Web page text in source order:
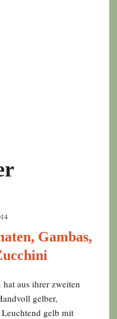
Gambas,
aus ihrer zweiten
gelber,
gelb mit